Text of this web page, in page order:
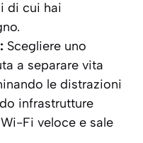
di cui hai
Scegliere uno
a separare vita
le distrazioni
infrastrutture
Fi veloce e sale